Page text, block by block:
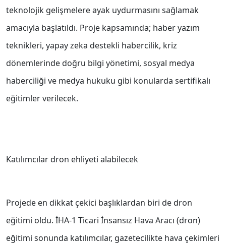
teknolojik gelişmelere ayak uydurmasını sağlamak
amacıyla başlatıldı. Proje kapsamında; haber yazım
teknikleri, yapay zeka destekli habercilik, kriz
dönemlerinde doğru bilgi yönetimi, sosyal medya
haberciliği ve medya hukuku gibi konularda sertifikalı
eğitimler verilecek.
Katılımcılar dron ehliyeti alabilecek
Projede en dikkat çekici başlıklardan biri de dron
eğitimi oldu. İHA-1 Ticari İnsansız Hava Aracı (dron)
eğitimi sonunda katılımcılar, gazetecilikte hava çekimleri